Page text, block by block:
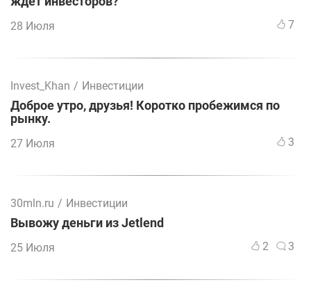
28 Июля 7
Invest_Khan / Инвестиции
Доброе утро, друзья! Коротко пробежимся по
рынку.
27 Июля 3
30mln.ru / Инвестиции
Вывожу деньги из Jetlend
25 Июля 2 3